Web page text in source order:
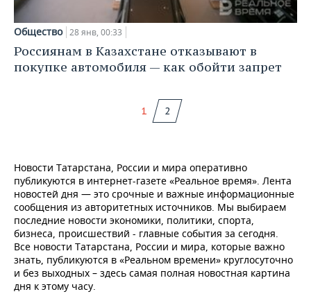
Общество 28 янв, 00:33
Россиянам в Казахстане отказывают в
покупке автомобиля — как обойти запрет
1 2
Новости Татарстана, России и мира оперативно
публикуются в интернет-газете «Реальное время». Лента
новостей дня — это срочные и важные информационные
сообщения из авторитетных источников. Мы выбираем
последние новости экономики, политики, спорта,
бизнеса, происшествий - главные события за сегодня.
Все новости Татарстана, России и мира, которые важно
знать, публикуются в «Реальном времени» круглосуточно
и без выходных – здесь самая полная новостная картина
дня к этому часу.